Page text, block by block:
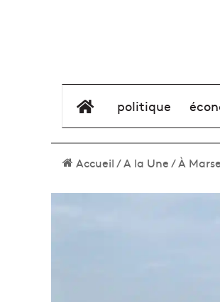
élément de menu
politique
Accueil/A la Une/À